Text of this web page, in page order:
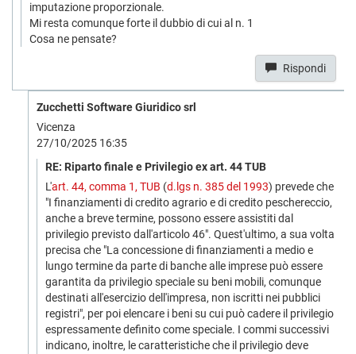
imputazione proporzionale.
Mi resta comunque forte il dubbio di cui al n. 1
Cosa ne pensate?
Rispondi
Zucchetti Software Giuridico srl
Vicenza
27/10/2025 16:35
RE: Riparto finale e Privilegio ex art. 44 TUB
L'art. 44, comma 1, TUB (d.lgs n. 385 del 1993) prevede che
"I finanziamenti di credito agrario e di credito peschereccio,
anche a breve termine, possono essere assistiti dal
privilegio previsto dall'articolo 46". Quest'ultimo, a sua volta
precisa che "La concessione di finanziamenti a medio e
lungo termine da parte di banche alle imprese può essere
garantita da privilegio speciale su beni mobili, comunque
destinati all'esercizio dell'impresa, non iscritti nei pubblici
registri", per poi elencare i beni su cui può cadere il privilegio
espressamente definito come speciale. I commi successivi
indicano, inoltre, le caratteristiche che il privilegio deve